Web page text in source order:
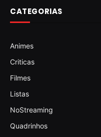
CATEGORIAS
Animes
Criticas
Filmes
Listas
NoStreaming
Quadrinhos